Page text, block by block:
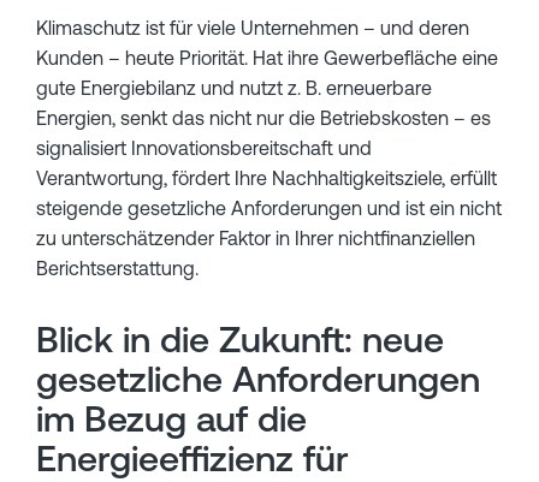
Klimaschutz ist für viele Unternehmen – und deren
Kunden – heute Priorität. Hat ihre Gewerbefläche eine
gute Energiebilanz und nutzt z. B. erneuerbare
Energien, senkt das nicht nur die Betriebskosten – es
signalisiert Innovationsbereitschaft und
Verantwortung, fördert Ihre Nachhaltigkeitsziele, erfüllt
steigende gesetzliche Anforderungen und ist ein nicht
zu unterschätzender Faktor in Ihrer nichtfinanziellen
Berichtserstattung.
Blick in die Zukunft: neue
gesetzliche Anforderungen
im Bezug auf die
Energieeffizienz für